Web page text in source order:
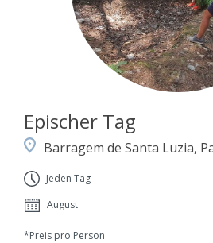
Epischer Tag
Barragem de Santa Luzia,
Jeden Tag
August
*Preis pro Person